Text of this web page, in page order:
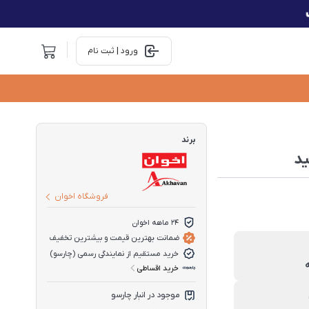
ورود | ثبت نام
برند
فروشگاه اخوان
۲۴ ماهه اخوان
ضمانت بهترین قیمت و بیشترین تخفیف
خرید مستقیم از نمایندگی رسمی (چارسو)
خرید اقساطی
موجود در انبار چارسو